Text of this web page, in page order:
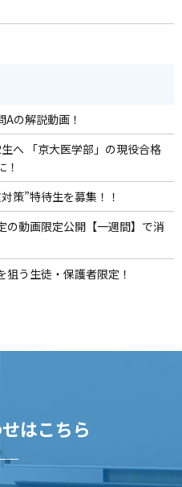
の解説動画！
へ 「京大医学部」の現役合格
！
策”特待生を募集！！
の動画限定公開【一週間】で消
う生徒・保護者限定！
はこちら